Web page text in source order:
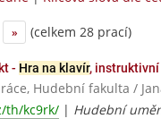
» (celkem 28 prací)
- Hra na klavír,
Hudební fakulta /
th/kc9rk/ | Hudební